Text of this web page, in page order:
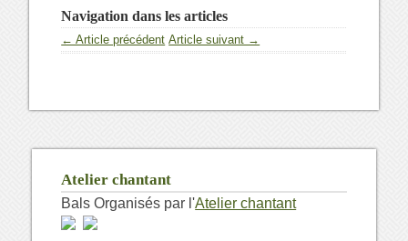
Navigation dans les articles
← Article précédent Article suivant →
Atelier chantant
Bals Organisés par l'Atelier chantant